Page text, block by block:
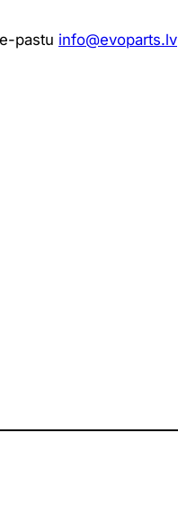
pastu info@evoparts.lv